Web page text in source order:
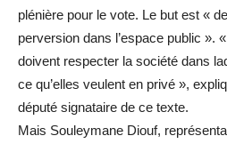
plénière pour le vote. Le but est «
perversion dans l’espace public ».
doivent respecter la société dans
ce qu’elles veulent en privé »,
député signataire de ce texte.
Mais Souleymane Diouf,